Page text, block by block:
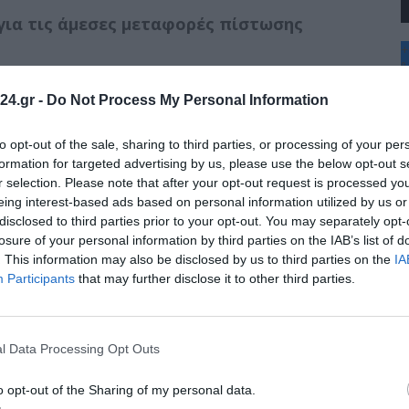
- Do Not Process My Personal Information
opt-out of the sale, sharing to third parties, or processing of your
for targeted advertising by us, please use the below opt-out
selection. Please note that after your opt-out request is processed
interest-based ads based on personal information utilized by us
to third parties prior to your opt-out. You may separately
of your personal information by third parties on the IAB’s list of
This information may also be disclosed by us to third parties on the
Participants that may further disclose it to other third parties.
Data Processing Opt Outs
opt-out of the Sharing of my personal data.
τις άμεσες μεταφορές πίστωσης
του 2025
όσο και για τις κεντρικές τράπεζες.
εξισώνεται με τη χρέωση του
τράπεζες προς τους πελάτες τους. Αυτό
άμεσα εμβάσματα θα έχουν μικρότερη
είναι το σημερινό κόστος. Περαιτέρω το
με το κόστος των εγχώριων
οι τράπεζες θα πρέπει να εισάγουν
και ονόματος δικαιούχου ώστε ο
λάθος στον αποδέκτη της πληρωμής.
απάτες / να επιβάλλονται κυρώσεις που
+
°